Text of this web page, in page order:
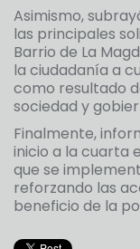
Asimismo,
las principales
Barrio de La
la ciudadanía a
como resultado
sociedad y
Finalmente,
inicio a la cuarta
que se
reforzando las
beneficio de la